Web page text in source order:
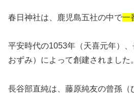
春日神社は、鹿児島五社の中で一
平安時代の1053年（天喜元年）
おずみ）によって創建されました。
長谷部直純は、藤原純友の曾孫（